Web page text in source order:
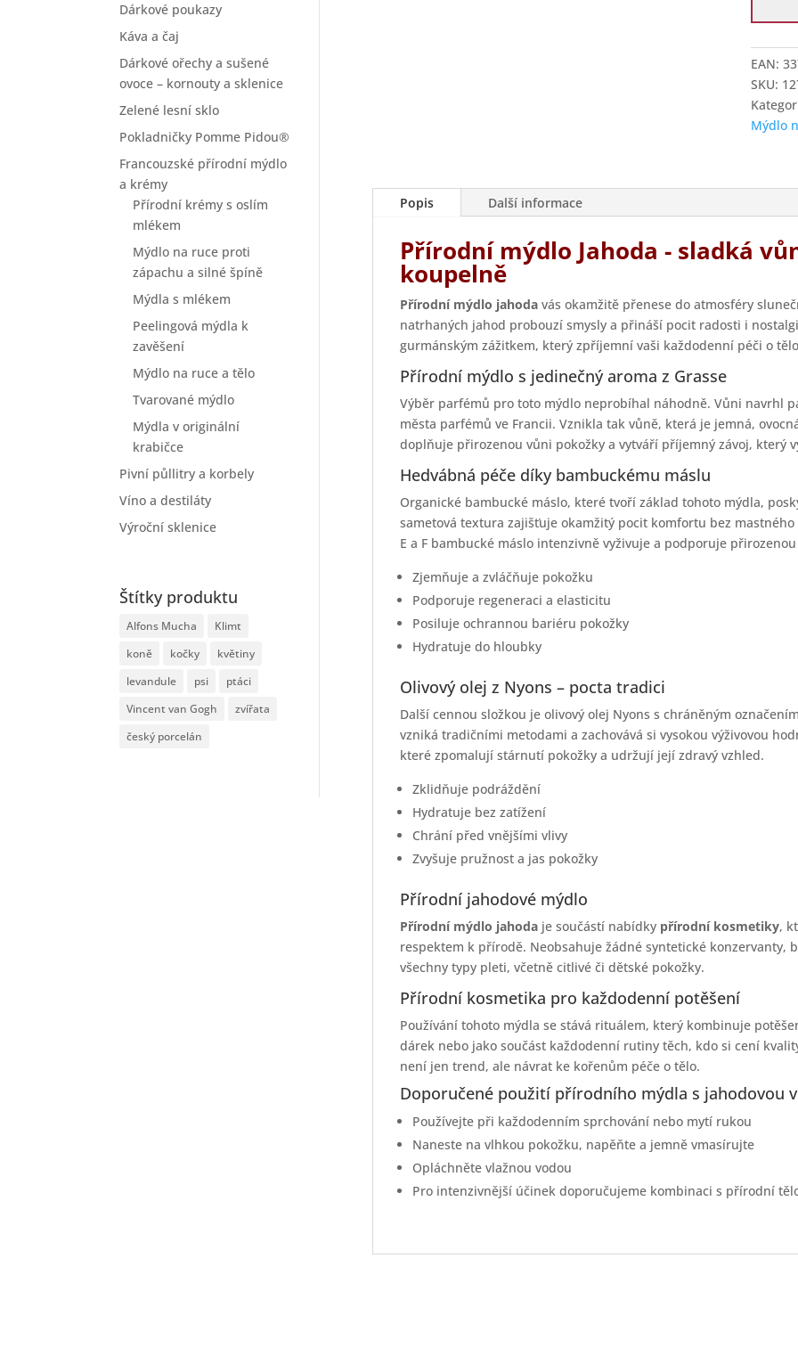
Dárkové poukazy
Káva a čaj
Dárkové ořechy a sušené
ovoce – kornouty a sklenice
Zelené lesní sklo
Pokladničky Pomme Pidou®
Francouzské přírodní mýdlo
a krémy
Přírodní krémy s oslím
mlékem
Mýdlo na ruce proti
zápachu a silné špíně
Mýdla s mlékem
Peelingová mýdla k
zavěšení
Mýdlo na ruce a tělo
Tvarované mýdlo
Mýdla v originální
krabičce
Pivní půllitry a korbely
Víno a destiláty
Výroční sklenice
Štítky produktu
Alfons Mucha
Klimt
koně
kočky
květiny
levandule
psi
ptáci
Vincent van Gogh
zvířata
český porcelán
Jahoda
EAN:
SKU:
Mýdlo
Popis Další informace
Přírodní mýdlo Jahoda - sladká
koupelně
Přírodní mýdlo jahodavás okamžitě přenese do atmosféry
natrhaných jahod probouzí smysly a přináší pocit radosti i
gurmánským zážitkem, který zpříjemní vaši každodenní péči o
Přírodní mýdlo s jedinečný aroma z Grasse
Výběr parfémů pro toto mýdlo neprobíhal náhodně. Vůni navrhl
města parfémů ve Francii. Vznikla tak vůně, která je jemná,
doplňuje přirozenou vůni pokožky a vytváří příjemný závoj, který
Hedvábná péče díky bambuckému máslu
Organické bambucké máslo, které tvoří základ tohoto mýdla,
sametová textura zajišťuje okamžitý pocit komfortu bez
E a F bambucké máslo intenzivně vyživuje a podporuje
Zjemňuje a zvláčňuje pokožku
Podporuje regeneraci a elasticitu
Posiluje ochrannou bariéru pokožky
Hydratuje do hloubky
Olivový olej z Nyons – pocta tradici
Další cennou složkou je olivový olej Nyons s chráněným
vzniká tradičními metodami a zachovává si vysokou výživovou
které zpomalují stárnutí pokožky a udržují její zdravý vzhled.
Zklidňuje podráždění
Hydratuje bez zatížení
Chrání před vnějšími vlivy
Zvyšuje pružnost a jas pokožky
Přírodní jahodové mýdlo
Přírodní mýdlo jahodaje součástí nabídky přírodní kosmetiky,
respektem k přírodě. Neobsahuje žádné syntetické konzervanty,
všechny typy pleti, včetně citlivé či dětské pokožky.
Přírodní kosmetika pro každodenní potěšení
Používání tohoto mýdla se stává rituálem, který kombinuje
dárek nebo jako součást každodenní rutiny těch, kdo si cení
není jen trend, ale návrat ke kořenům péče o tělo.
Doporučené použití přírodního mýdla s jahodovou
Používejte při každodenním sprchování nebo mytí rukou
Naneste na vlhkou pokožku, napěňte a jemně vmasírujte
Opláchněte vlažnou vodou
Pro intenzivnější účinek doporučujeme kombinaci s přírodní